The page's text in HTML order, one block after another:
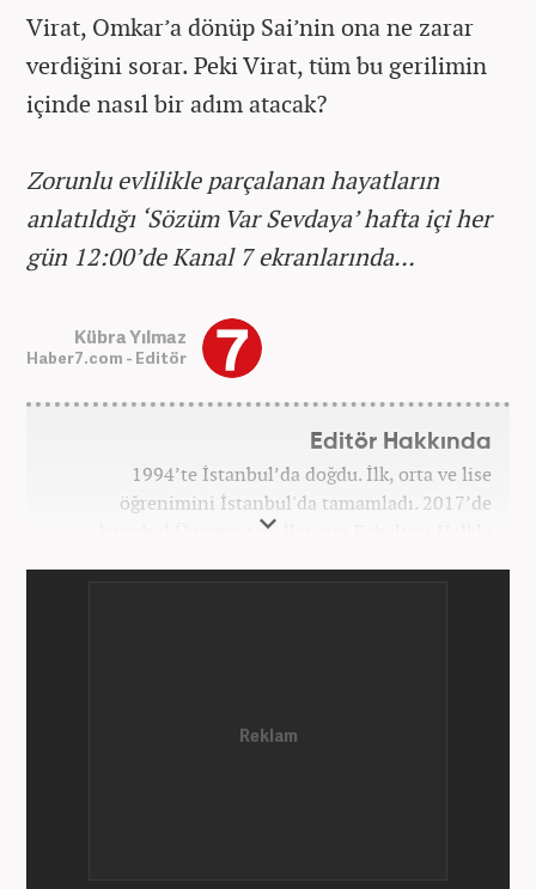
Virat, Omkar’a dönüp Sai’nin ona ne zarar
verdiğini sorar. Peki Virat, tüm bu gerilimin
içinde nasıl bir adım atacak?
Zorunlu evlilikle parçalanan hayatların
anlatıldığı ‘Sözüm Var Sevdaya’ hafta içi her
gün 12:00’de Kanal 7 ekranlarında…
Kübra Yılmaz
Haber7.com - Editör
Editör Hakkında
1994’te İstanbul’da doğdu. İlk, orta ve lise
öğrenimini İstanbul'da tamamladı. 2017’de
İstanbul Üniversitesi İletişim Fakültesi Halkla